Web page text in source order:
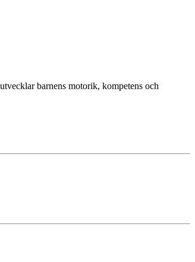
barnens motorik, kompetens och